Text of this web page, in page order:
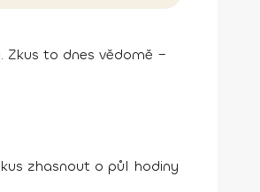
to dnes vědomě –
zhasnout o půl hodiny